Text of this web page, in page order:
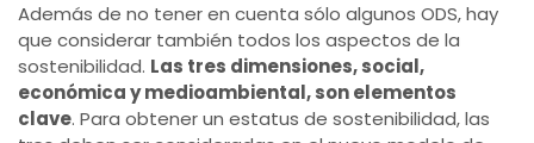
Además de no tener en cuenta sólo algunos ODS, hay
que considerar también todos los aspectos de la
sostenibilidad. Las tres dimensiones, social,
económica y medioambiental, son elementos
clave. Para obtener un estatus de sostenibilidad, las